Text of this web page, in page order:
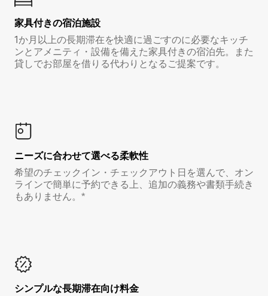
家具付き⁠の宿⁠泊⁠施⁠設
1か月以上の長期滞在を快適に過ごすのに必要なキッチ
ンとアメニティ・設備を備えた家具付きの宿泊先。また
貸しでお部屋を借りる代わりとなるご提案です。
ニーズに合わせて選べる柔軟性
希望のチェックイン・チェックアウト日を選んで、オン
ラインで簡単に予約できる上、追加の義務や書類手続き
もありません。*
シンプルな長期滞在向け料金